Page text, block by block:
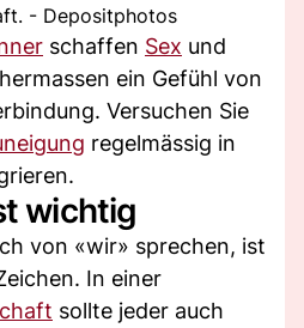
- Depositphotos
schaffen Sex und
ein Gefühl von
Versuchen Sie
regelmässig in
wichtig
von «wir» sprechen, ist
In einer
sollte jeder auch